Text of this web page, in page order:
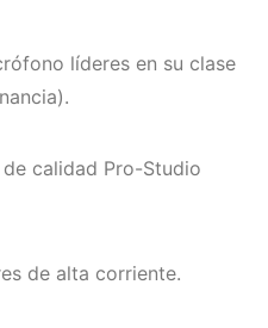
líderes en su clase
calidad Pro-Studio
de alta corriente.